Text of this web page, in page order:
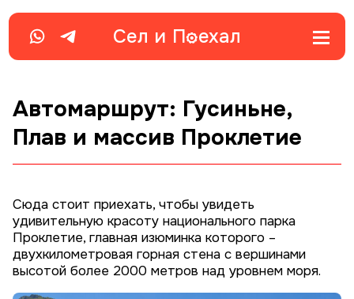
Сел и П ехал
Автомаршрут: Гусиньне,
Плав и массив Проклетие
Сюда стоит приехать, чтобы увидеть
удивительную красоту национального парка
Проклетие, главная изюминка которого –
двухкилометровая горная стена с вершинами
высотой более 2000 метров над уровнем моря.